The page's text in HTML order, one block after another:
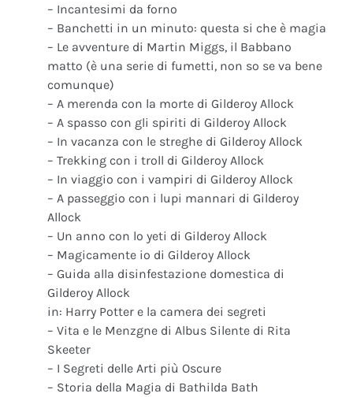
– Incantesimi da forno
– Banchetti in un minuto: questa si che è magia
– Le avventure di Martin Miggs, il Babbano
matto (è una serie di fumetti, non so se va bene
comunque)
– A merenda con la morte di Gilderoy Allock
– A spasso con gli spiriti di Gilderoy Allock
– In vacanza con le streghe di Gilderoy Allock
– Trekking con i troll di Gilderoy Allock
– In viaggio con i vampiri di Gilderoy Allock
– A passeggio con i lupi mannari di Gilderoy
Allock
– Un anno con lo yeti di Gilderoy Allock
– Magicamente io di Gilderoy Allock
– Guida alla disinfestazione domestica di
Gilderoy Allock
in: Harry Potter e la camera dei segreti
– Vita e le Menzgne di Albus Silente di Rita
Skeeter
– I Segreti delle Arti più Oscure
– Storia della Magia di Bathilda Bath